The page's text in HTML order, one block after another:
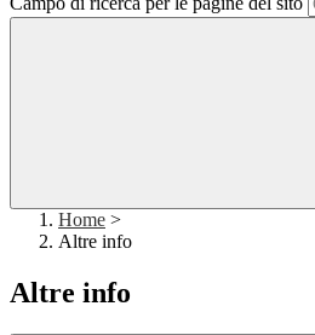
Home >
Altre info
Altre info